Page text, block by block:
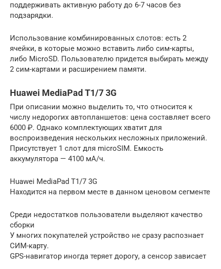
поддерживать активную работу до 6-7 часов без
подзарядки.
Использование комбинированных слотов: есть 2
ячейки, в которые можно вставить либо сим-карты,
либо MicroSD. Пользователю придется выбирать между
2 сим-картами и расширением памяти.
Huawei MediaPad T1/7 3G
При описании можно выделить то, что относится к
числу недорогих автопланшетов: цена составляет всего
6000 ₽. Однако комплектующих хватит для
воспроизведения нескольких несложных приложений.
Присутствует 1 слот для microSIM. Емкость
аккумулятора — 4100 мА/ч.
Huawei MediaPad T1/7 3G
Находится на первом месте в данном ценовом сегменте
Среди недостатков пользователи выделяют качество
сборки
У многих покупателей устройство не сразу распознает
СИМ-карту.
GPS-навигатор иногда теряет дорогу, а сенсор зависает